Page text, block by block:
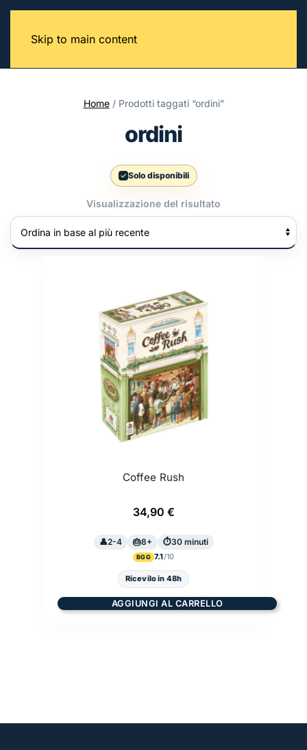
Skip to main content
Home/ Prodotti taggati “ordini”
ordini
Solo disponibili
Visualizzazione del risultato
Coffee Rush
34,90 €
2-4 8+ 30 minuti
BGG 7.1
Ricevilo in 48h
AGGIUNGI AL CARRELLO